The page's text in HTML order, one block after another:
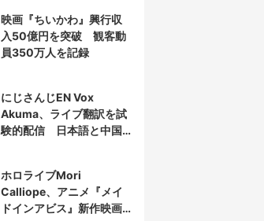
映画『ちいかわ』興行収
入50億円を突破 観客動
員350万人を記録
にじさんじEN Vox
Akuma、ライブ翻訳を試
験的配信 日本語と中国
ホロライブMori
Calliope、アニメ『メイ
ドインアビス』新作映画